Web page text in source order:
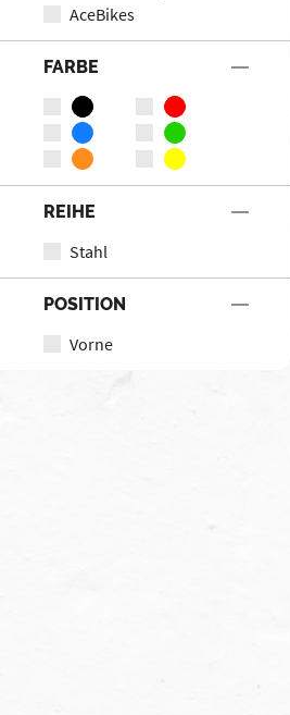
AceBikes
FARBE
REIHE
Stahl
POSITION
Vorne